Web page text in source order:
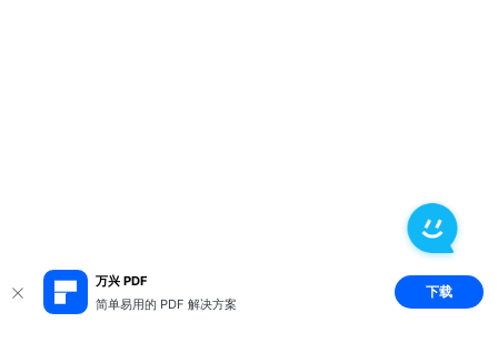
万兴 PDF
简单易用的 PDF 解决方案
下载